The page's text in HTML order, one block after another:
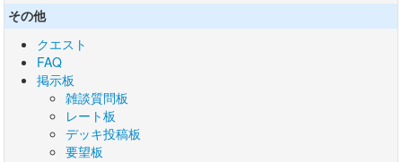
その他
クエスト
FAQ
掲示板
雑談質問板
レート板
デッキ投稿板
要望板